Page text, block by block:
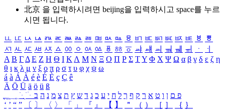
北京 을 입력하시려면 beijing을 입력하시고 space를 누르
시면 됩니다.
ㅥ ㅦ ㅧ ㅨ ㅩ ㅪ ㅫ ㅬ ㅭ ㅮ ㅯ ㅰ ㅱ ㅲ ㅳ ㅴ ㅵ ㅶ ㅷ ㅸ
ㅹ
ㅺ ㅻ ㅼ ㅽ ㅾ ㅿ ㆀ ㆁ ㆂ ㆃ ㆄ ㆅ ㆆ ㆇ ㆈ ㆉ ㆊ ㆋ ㆌ ㆍ
ㆎ
Α Β ΓΔ Ε Ζ Η Θ Ι ΚΛ Μ Ν Ξ Ο Π Ρ Σ ΤΥ Φ Χ Ψ Ω α β γ δ ε ζ η
θ ι κ λ μ ν ξ ο π ρ σ τ υ φ χ ψ ω
á à Á À é è É È ç Ç ê
Ä Ö Ü ä ö ü ß
ִֶֹ ֻּ ׁׂ פ ם ן ו ט א ר ק ף ך ל ח י ע כ ג ד ש ץ ת צ מ נ ה ב
‘ ’ “ ” 〔 〕 〈 〉 「 」 『 』 【 】 ＂ （ ） ［ ］ ｛ ｝